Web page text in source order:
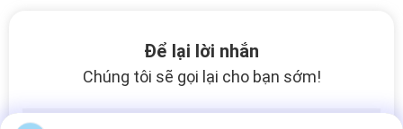
Để lại lời nhắn
Chúng tôi sẽ gọi lại cho bạn sớm!